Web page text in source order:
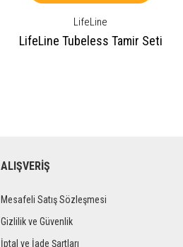
LifeLine
LifeLine Tubeless Tamir Seti
ALIŞVERİŞ
Mesafeli Satış Sözleşmesi
Gizlilik ve Güvenlik
İptal ve İade Şartları